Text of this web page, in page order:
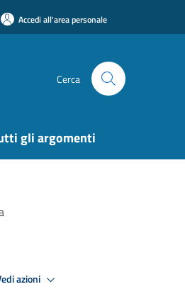
Accedi all'area personale
Cerca
gli argomenti
azioni